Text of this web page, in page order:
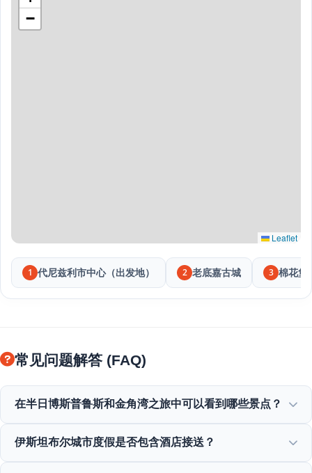
−
Leaflet
1 代尼兹利市中心（出发地） 2 老底嘉古城 3 棉花堡
常见问题解答 (FAQ)
在半日博斯普鲁斯和金角湾之旅中可以看到哪些景点？
塔科伊清真寺、鲁梅利堡垒以及优雅的奥斯曼别墅的壮丽景
伊斯坦布尔城市度假是否包含酒店接送？